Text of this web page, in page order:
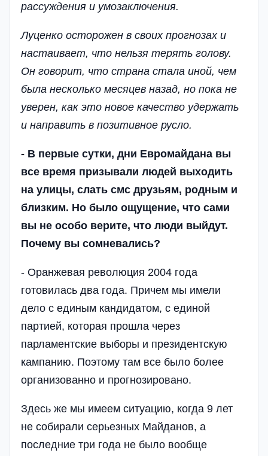
рассуждения и умозаключения.
Луценко осторожен в своих прогнозах и
настаивает, что нельзя терять голову.
Он говорит, что страна стала иной, чем
была несколько месяцев назад, но пока не
уверен, как это новое качество удержать
и направить в позитивное русло.
- В первые сутки, дни Евромайдана вы
все время призывали людей выходить
на улицы, слать смс друзьям, родным и
близким. Но было ощущение, что сами
вы не особо верите, что люди выйдут.
Почему вы сомневались?
- Оранжевая революция 2004 года
готовилась два года. Причем мы имели
дело с единым кандидатом, с единой
партией, которая прошла через
парламентские выборы и президентскую
кампанию. Поэтому там все было более
организованно и прогнозировано.
Здесь же мы имеем ситуацию, когда 9 лет
не собирали серьезных Майданов, а
последние три года не было вообще